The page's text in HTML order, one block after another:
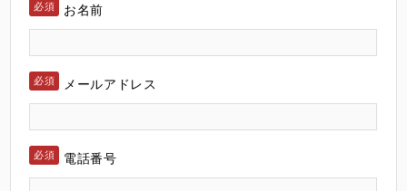
お名前
メールアドレス
電話番号